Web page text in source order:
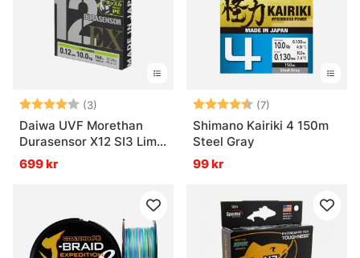
Betyg: (3)
4.0 utav 5 stjärnor
Daiwa UVF Morethan
Durasensor X12 SI3 Lime
Green
699 kr
Betyg: (7)
Shimano Kairiki 4 150m
Steel Gray
99 kr